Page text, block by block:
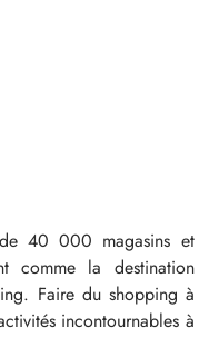
40 000 magasins et
comme la destination
Faire du shopping à
incontournables à